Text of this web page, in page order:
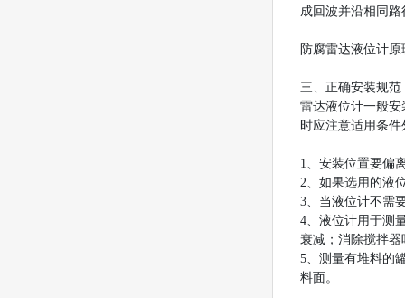
成回波并沿相同
防腐雷达液位计原
三、正确安装规范
雷达液位计一般
时应注意适用条
1、安装位置要偏
2、如果选用的液
3、当液位计不需
4、液位计用于测
衰减；消除搅拌
5、测量有堆料的
料面。